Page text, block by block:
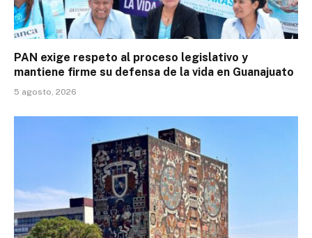
PAN exige respeto al proceso legislativo y
mantiene firme su defensa de la vida en Guanajuato
5 agosto, 2026